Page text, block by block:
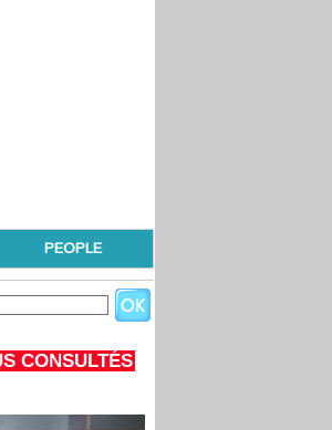
PEOPLE
CONSULTÉS